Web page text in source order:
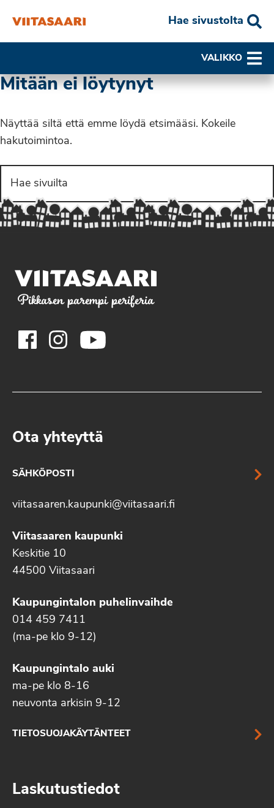
Hae sivustolta
VALIKKO
Mitään ei löytynyt
Näyttää siltä että emme löydä etsimääsi. Kokeile
hakutoimintoa.
Pikkasen parempi periferia
Ota yhteyttä
SÄHKÖPOSTI
viitasaaren.kaupunki@viitasaari.fi
Viitasaaren kaupunki
Keskitie 10
44500 Viitasaari
Kaupungintalon puhelinvaihde
014 459 7411
(ma-pe klo 9-12)
Kaupungintalo auki
ma-pe klo 8-16
neuvonta arkisin 9-12
TIETOSUOJAKÄYTÄNTEET
Laskutustiedot